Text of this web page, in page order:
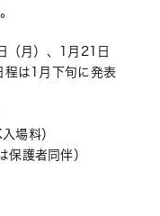
月）、1月21日
は1月下旬に発表
場料）
保護者同伴）